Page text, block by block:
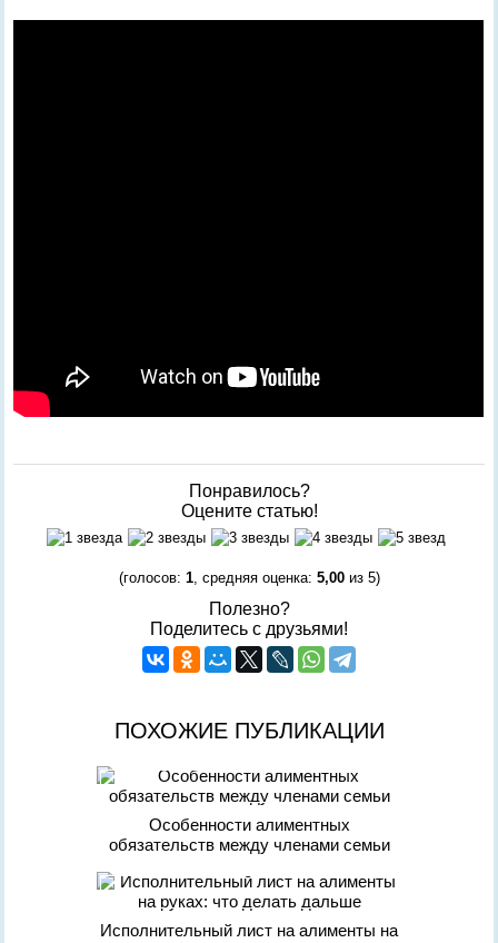
Понравилось?
Оцените статью!
(голосов: 1, средняя оценка: 5,00из 5)
Полезно?
Поделитесь с друзьями!
ПОХОЖИЕ ПУБЛИКАЦИИ
Особенности алиментных
обязательств между членами семьи
Исполнительный лист на алименты на